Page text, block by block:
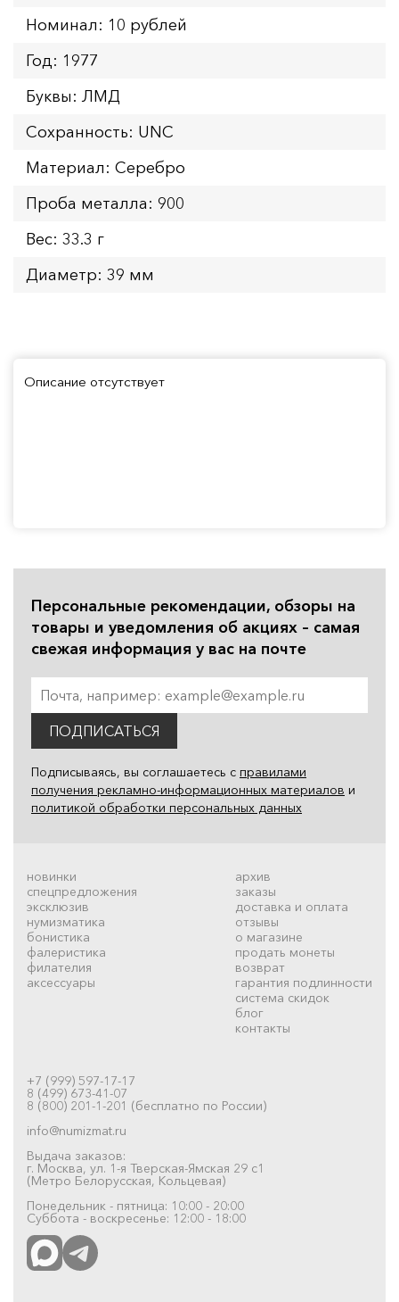
Номинал: 10 рублей
Год: 1977
Буквы: ЛМД
Сохранность: UNC
Материал: Серебро
Проба металла: 900
Вес: 33.3 г
Диаметр: 39 мм
Описание отсутствует
Персональные рекомендации, обзоры на
товары и уведомления об акциях – самая
свежая информация у вас на почте
ПОДПИСАТЬСЯ
Подписываясь, вы соглашаетесь с правилами
получения рекламно-информационных материалов и
политикой обработки персональных данных
новинки
спецпредложения
эксклюзив
нумизматика
бонистика
фалеристика
филателия
аксессуары
архив
заказы
доставка и оплата
отзывы
о магазине
продать монеты
возврат
гарантия подлинности
система скидок
блог
контакты
+7 (999) 597-17-17
8 (499) 673-41-07
8 (800) 201-1-201 (бесплатно по России)
info@numizmat.ru
Выдача заказов:
г. Москва, ул. 1-я Тверская-Ямская 29 с1
(Метро Белорусская, Кольцевая)
Понедельник - пятница: 10:00 - 20:00
Суббота - воскресенье: 12:00 - 18:00